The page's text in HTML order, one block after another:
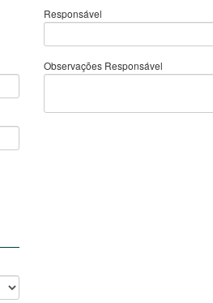
Responsável
Observações Responsável